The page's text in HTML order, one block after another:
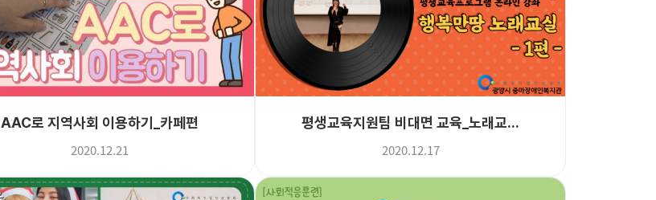
AAC로 지역사회 이용하기_카페편
2020.12.21
평생교육지원팀 비대면 교육_노래교...
2020.12.17